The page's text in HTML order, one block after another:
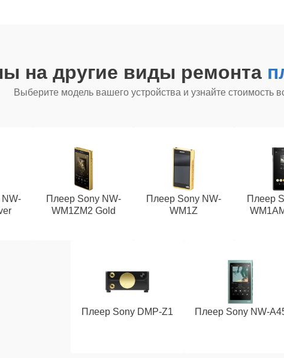
на другие виды ремонта
Выберите модель вашего устройства и узнайте стоимость
Плеер Sony NW-
WM1ZM2 Gold
Плеер Sony NW-
WM1Z
Плеер
Плеер Sony DMP-Z1 Плеер Sony NW-